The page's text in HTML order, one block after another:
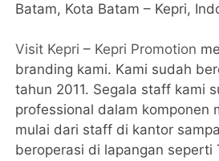
Batam, Kota Batam – Kepri,
Visit Kepri – Kepri Promotion
branding kami. Kami sudah
tahun 2011. Segala staff kami
professional dalam komponen
mulai dari staff di kantor
beroperasi di lapangan seperti